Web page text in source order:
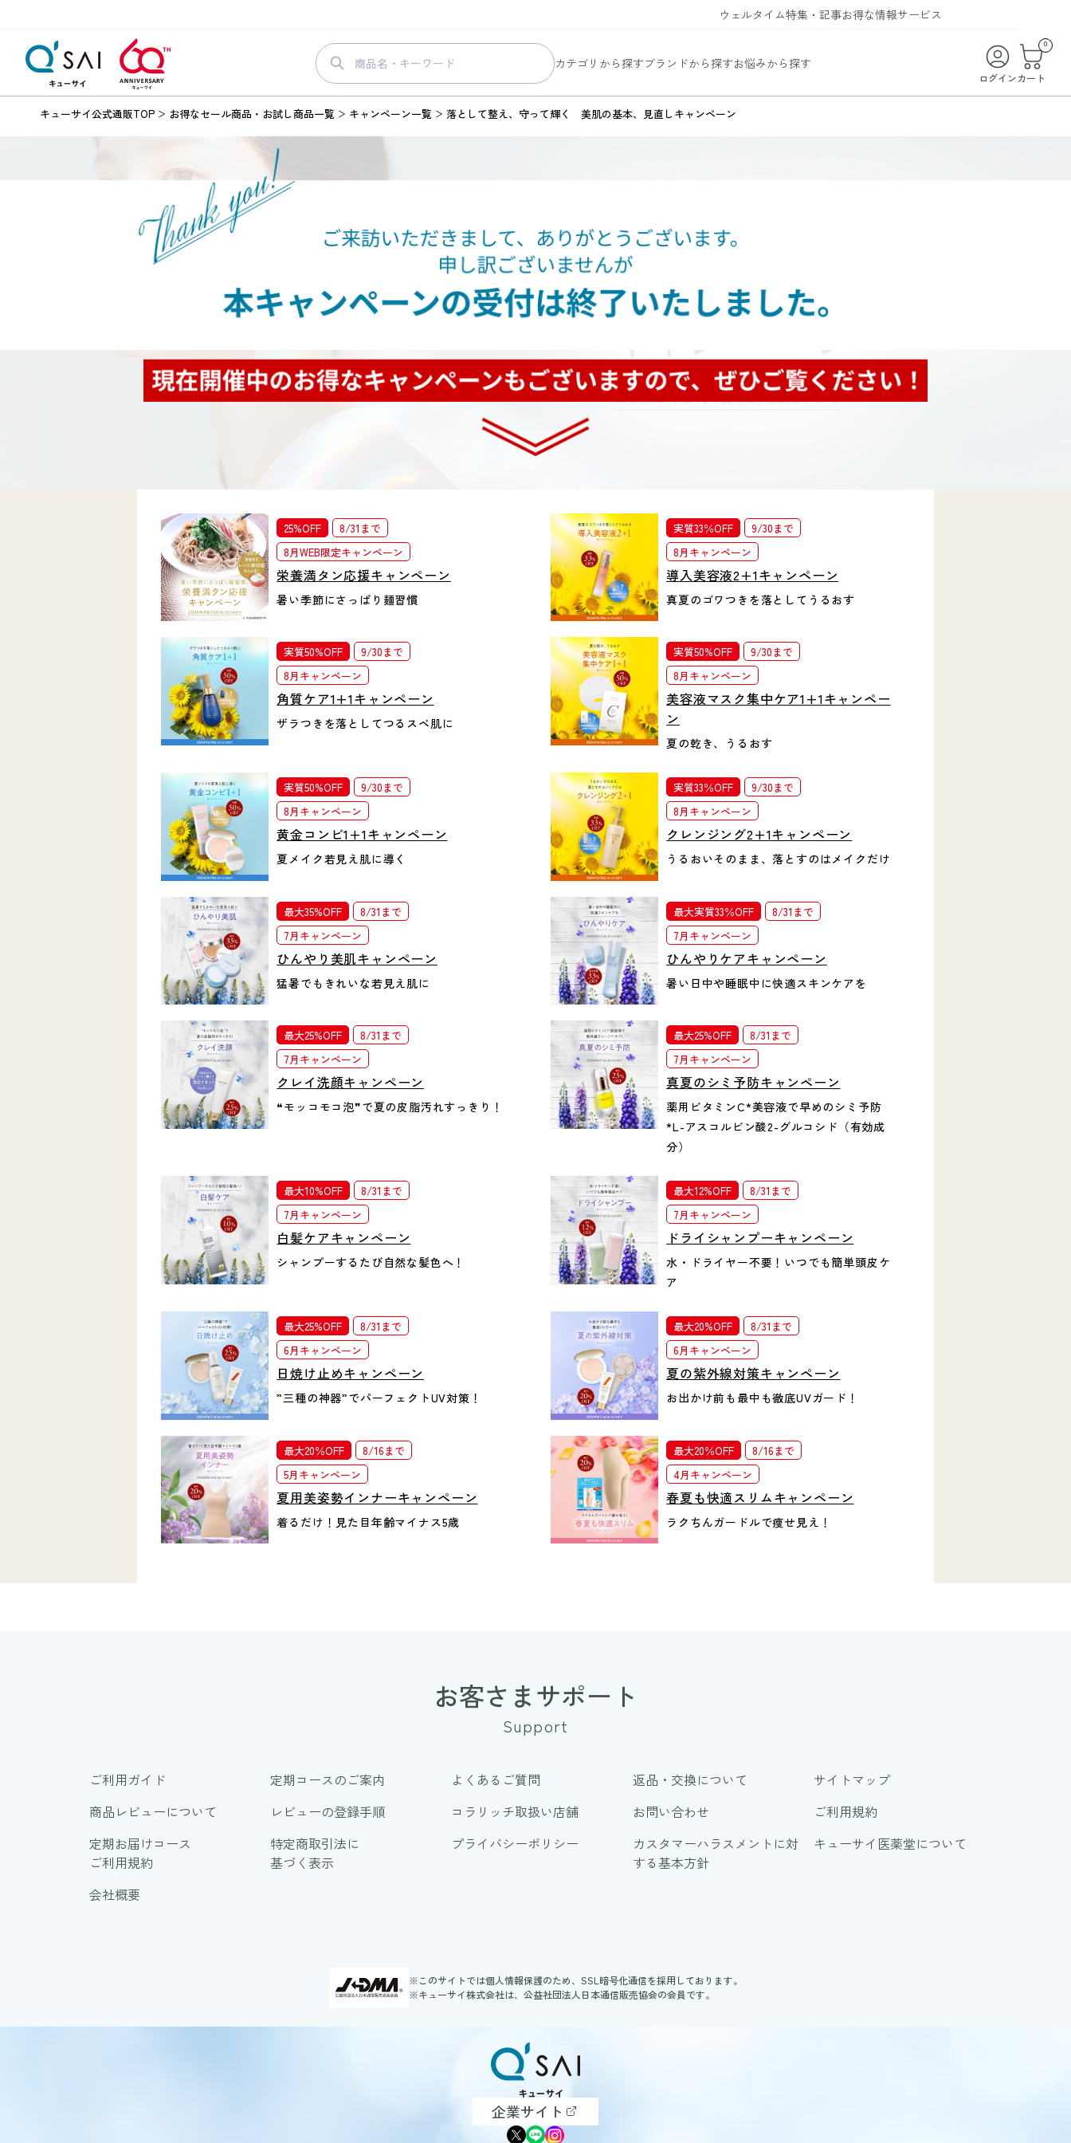
ログイン
0
カート
ウェルタイム
ビューティータイム
ヘルスケアタイム
特集・記事
WELMAG
お得な情報
WEB限定/期間限定キャンペーン
まとめ買い商品
サービス
メンバーシッププログラム
LINEお友達登録
カテゴリから探す
メイク
暮らしの雑貨
すべての商品
ブランドから探す
コラリッチソア
ケール青汁
お悩みから探す
キューサイ公式通販TOP お得なセール商品・お試し商品一覧 キャンペーン一覧 落として整え、守って輝く 美肌の基本、見直しキャンペーン
25%OFF
8/31まで
8月WEB限定キャンペーン
栄養満タン応援キャンペーン
暑い季節にさっぱり麺習慣
実質33％OFF
9/30まで
8月キャンペーン
導入美容液2+1キャンペーン
真夏のゴワつきを落としてうるおす
実質50%OFF
9/30まで
8月キャンペーン
角質ケア1+1キャンペーン
ザラつきを落としてつるスベ肌に
実質50%OFF
9/30まで
8月キャンペーン
美容液マスク集中ケア1+1キャンペー
ン
夏の乾き、うるおす
実質50%OFF
9/30まで
8月キャンペーン
黄金コンビ1+1キャンペーン
夏メイク若見え肌に導く
実質33％OFF
9/30まで
8月キャンペーン
クレンジング2+1キャンペーン
うるおいそのまま、落とすのはメイクだけ
最大35%OFF
8/31まで
7月キャンペーン
ひんやり美肌キャンペーン
猛暑でもきれいな若見え肌に
最大実質33％OFF
8/31まで
7月キャンペーン
ひんやりケアキャンペーン
暑い日中や睡眠中に快適スキンケアを
最大25%OFF
8/31まで
7月キャンペーン
クレイ洗顔キャンペーン
❝モッコモコ泡❞で夏の皮脂汚れすっきり！
最大25%OFF
8/31まで
7月キャンペーン
真夏のシミ予防キャンペーン
薬用ビタミンC*美容液で早めのシミ予防
*L-アスコルビン酸2-グルコシド（有効成
分）
最大10%OFF
8/31まで
7月キャンペーン
白髪ケアキャンペーン
シャンプーするたび自然な髪色へ！
最大12%OFF
8/31まで
7月キャンペーン
ドライシャンプーキャンペーン
水・ドライヤー不要！いつでも簡単頭皮ケ
ア
最大25%OFF
8/31まで
6月キャンペーン
日焼け止めキャンペーン
”三種の神器”でパーフェクトUV対策！
最大20%OFF
8/31まで
6月キャンペーン
夏の紫外線対策キャンペーン
お出かけ前も最中も徹底UVガード！
最大20％OFF
8/16まで
5月キャンペーン
夏用美姿勢インナーキャンペーン
着るだけ！見た目年齢マイナス5歳
最大20％OFF
8/16まで
4月キャンペーン
春夏も快適スリムキャンペーン
ラクちんガードルで痩せ見え！
お客さまサポート
Support
ご利用ガイド
ご利用規約
定期コースのご案内
定期お届けコース
ご利用規約
よくあるご質問
特定商取引法に
基づく表示
返品・交換について
プライバシーポリシー
サイトマップ
カスタマーハラスメントに対
する基本方針
商品レビューについて
レビューの登録手順
キューサイ医薬堂について
コラリッチ取扱い店舗
会社概要
お問い合わせ
※このサイトでは個人情報保護のため、SSL暗号化通信を採用しております。
※キューサイ株式会社は、公益社団法人日本通信販売協会の会員です。
企業サイト